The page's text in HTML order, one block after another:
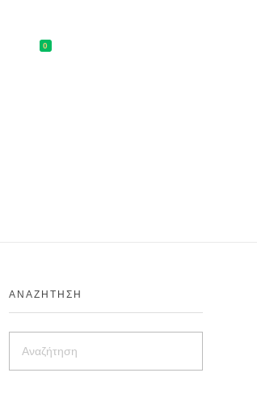
0
ΑΝΑΖΉΤΗΣΗ